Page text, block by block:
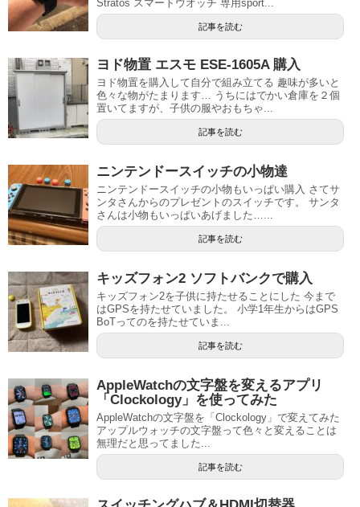
Stratos スマートウオッチ 専用sport...
記事を読む
ヨド物置 エスモ ESE-1605A 購入
ヨド物置を購入して自分で組み立てる 趣味が多いと
色々な物がたまります… うちにはでかい倉庫を２個
置いてますが、子供の服やおもちゃ...
記事を読む
ニンテンドースイッチの小物達
ニンテンドースイッチの小物もいっぱい購入 さてサ
ンタさんからのプレゼントのスイッチです。 サンタ
さんは小物もいっぱいあげました…...
記事を読む
キッズフォン2 ソフトバンクで購入
キッズフォン2を子供に持たせることにした 今まで
はGPSを持たせていました。 小学1年生からはGPS
BoTってのを持たせていま...
記事を読む
AppleWatchの文字盤を変えるアプリ
「Clockology」を使ってみた
AppleWatchの文字盤を「Clockology」で変えてみた
アップルウォッチの文字盤って色々と変えることは
無理だと思ってました...
記事を読む